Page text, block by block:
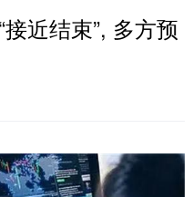
近结束”, 多方预